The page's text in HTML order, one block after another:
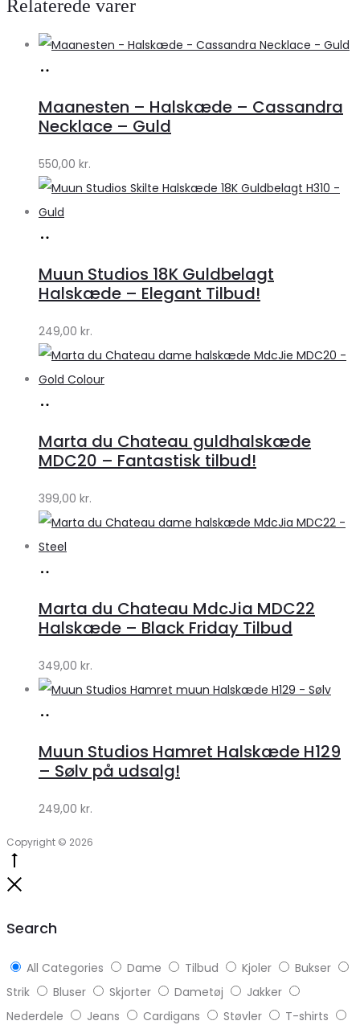
Relaterede varer
Lykke
Lykke
Maanesten – Halskæde – Cassandra
Necklace – Guld
550,00 kr.
Klædeskabet.dk
Muun Studios 18K Guldbelagt
Halskæde – Elegant Tilbud!
249,00 kr.
Klædeskabet.dk
Marta du Chateau guldhalskæde
MDC20 – Fantastisk tilbud!
399,00 kr.
Klædeskabet.dk
Marta du Chateau MdcJia MDC22
Halskæde – Black Friday Tilbud
349,00 kr.
Klædeskabet.dk
Muun Studios Hamret Halskæde H129
– Sølv på udsalg!
249,00 kr.
Copyright © 2026
Search
All Categories Dame Tilbud Kjoler
Bukser
Strik
Bluser Skjorter Dametøj
Jakker
Nederdele
Jeans Cardigans Støvler
T-shirts